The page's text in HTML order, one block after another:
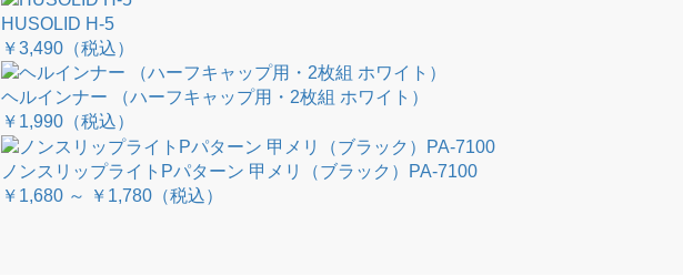
HUSOLID H-5
￥3,490 （税込）
ヘルインナー （ハーフキャップ用・2枚組 ホワイト）
￥1,990 （税込）
ノンスリップライトPパターン 甲メリ（ブラック）PA-7100
￥1,680 ～ ￥1,780 （税込）